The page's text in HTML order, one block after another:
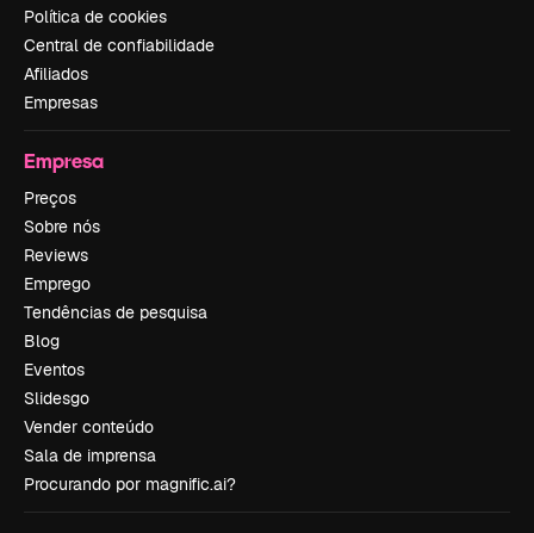
Política de cookies
Central de confiabilidade
Afiliados
Empresas
Empresa
Preços
Sobre nós
Reviews
Emprego
Tendências de pesquisa
Blog
Eventos
Slidesgo
Vender conteúdo
Sala de imprensa
Procurando por magnific.ai?